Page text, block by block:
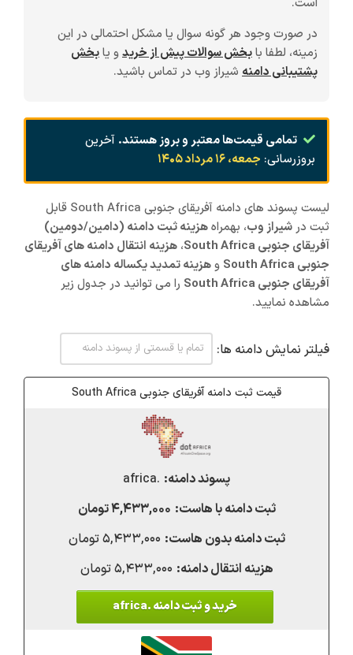
است.
در صورت وجود هر گونه سوال یا مشکل احتمالی در این
زمینه، لطفا بابخش سوالات پیش از خریدو یابخش
پشتیبانی دامنه شیراز وب در تماس باشید.
تمامی قیمت‌ها معتبر و بروز هستند. آخرین
بروزرسانی: جمعه، ۱۶ مرداد ۱۴۰۵
لیست پسوند های دامنه آفریقای جنوبی South Africa قابل
ثبت درشیرازوب، بهمراههزینه ثبت دامنه (دامین/دومین)
آفریقای جنوبی South Africa
، هزینه انتقال دامنه های آفریقای
جنوبی South Africa
وهزینه تمدید یکساله دامنه های
آفریقای جنوبی South Africa
را می توانید در جدول زیر
مشاهده نمایید.
فیلتر نمایش دامنه ها:
قیمت ثبت دامنه آفریقای جنوبی South Africa
.africa
۴,۴۳۳,۰۰۰ تومان
۵,۴۳۳,۰۰۰ تومان
۵,۴۳۳,۰۰۰ تومان
خرید و ثبت دامنه .africa